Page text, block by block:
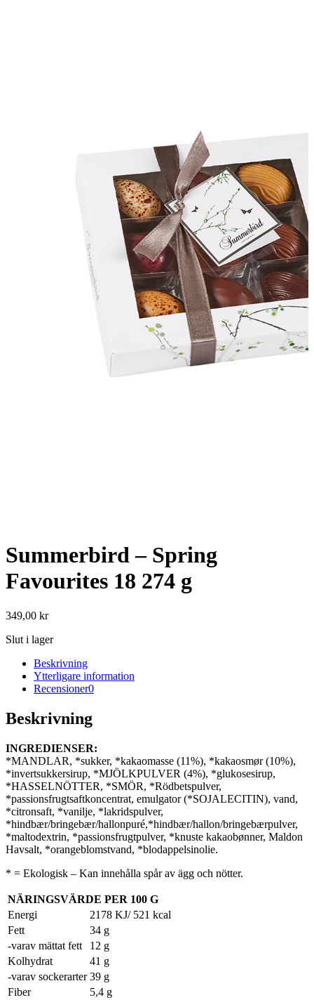
Summerbird – Spring
Favourites 18 274 g
349,00 kr
Slut i lager
Beskrivning
Ytterligare information
Recensioner0
Beskrivning
INGREDIENSER:
*MANDLAR, *sukker, *kakaomasse (11%), *kakaosmør (10%),
*invertsukkersirup, *MJÖLKPULVER (4%), *glukosesirup,
*HASSELNÖTTER, *SMÖR, *Rödbetspulver,
*passionsfrugtsaftkoncentrat, emulgator (*SOJALECITIN), vand,
*citronsaft, *vanilje, *lakridspulver,
*hindbær/bringebær/hallonpuré,*hindbær/hallon/bringebærpulver,
*maltodextrin, *passionsfrugtpulver, *knuste kakaobønner, Maldon
Havsalt, *orangeblomstvand, *blodappelsinolie.
* = Ekologisk – Kan innehålla spår av ägg och nötter.
NÄRINGSVÄRDE PER 100 G
Energi
2178 KJ/ 521 kcal
Fett
34 g
-varav mättat fett
12 g
Kolhydrat
41 g
-varav sockerarter 39 g
Fiber
5,4 g